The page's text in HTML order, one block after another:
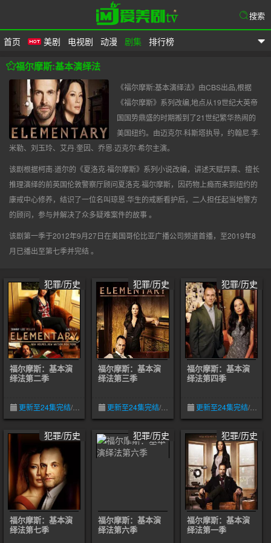
首页 美剧 电视剧 动漫 剧集 排行榜
搜索
福尔摩斯:基本演绎法
《福尔摩斯:基本演绎法》由CBS出品,根据
《福尔摩斯》系列改编,地点从19世纪大英帝
国国势鼎盛的时期搬到了21世纪繁华热闹的
美国纽约。由迈克尔·科斯塔执导，约翰尼·李·
米勒、刘玉玲、艾丹·奎因、乔恩·迈克尔·希尔主演。
该剧根据柯南·道尔的《夏洛克·福尔摩斯》系列小说改编，讲述天赋异禀、擅长
推理演绎的前英国伦敦警察厅顾问夏洛克·福尔摩斯，因药物上瘾而来到纽约的
康戒中心修养，结识了一位名叫琼恩·华生的戒断看护后，二人担任起当地警方
的顾问，参与并解决了众多疑难案件的故事 。
该剧第一季于2012年9月27日在美国哥伦比亚广播公司频道首播，至2019年8
月已播出至第七季并完结 。
犯罪/历史
福尔摩斯：基本演
绎法第二季
更新至24集完结/ 05-09
犯罪/历史
福尔摩斯：基本演
绎法第三季
更新至24集完结/ 05-09
犯罪/历史
福尔摩斯：基本演
绎法第四季
更新至24集完结/4.5
犯罪/历史
福尔摩斯：基本演
绎法第七季
犯罪/历史
福尔摩斯：基本演
绎法第六季
犯罪/历史
福尔摩斯：基本演
绎法第一季